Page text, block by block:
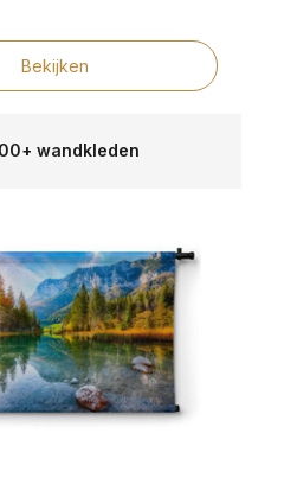
Bekijken
-altijd een passende maat